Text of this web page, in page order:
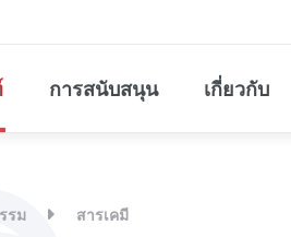
การสนับสนุน เกี่ยวกับ
รม สารเคมี